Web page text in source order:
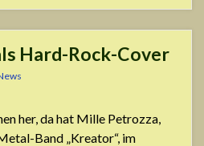
Hard-Rock-Cover
her, da hat Mille Petrozza,
Band „Kreator“, im